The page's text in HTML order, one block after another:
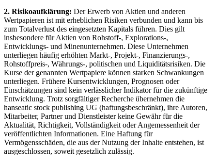
2. Risikoaufklärung: Der Erwerb von Aktien und anderen
Wertpapieren ist mit erheblichen Risiken verbunden und kann bis
zum Totalverlust des eingesetzten Kapitals führen. Dies gilt
insbesondere für Aktien von Rohstoff-, Explorations-,
Entwicklungs- und Minenunternehmen. Diese Unternehmen
unterliegen häufig erhöhten Markt-, Projekt-, Finanzierungs-,
Rohstoffpreis-, Währungs-, politischen und Liquiditätsrisiken. Die
Kurse der genannten Wertpapiere können starken Schwankungen
unterliegen. Frühere Kursentwicklungen, Prognosen oder
Einschätzungen sind kein verlässlicher Indikator für die zukünftige
Entwicklung. Trotz sorgfältiger Recherche übernehmen die
hanseatic stock publishing UG (haftungsbeschränkt), ihre Autoren,
Mitarbeiter, Partner und Dienstleister keine Gewähr für die
Aktualität, Richtigkeit, Vollständigkeit oder Angemessenheit der
veröffentlichten Informationen. Eine Haftung für
Vermögensschäden, die aus der Nutzung der Inhalte entstehen, ist
ausgeschlossen, soweit gesetzlich zulässig.